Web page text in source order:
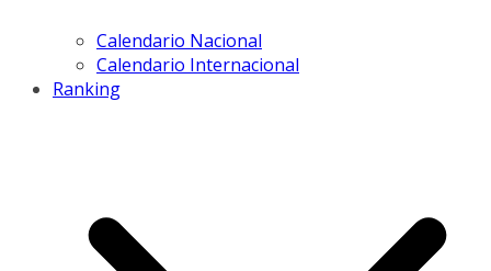
Calendario Nacional
Calendario Internacional
Ranking